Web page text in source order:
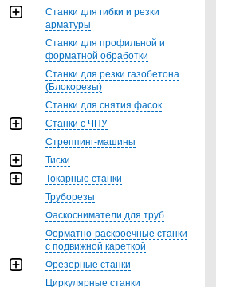
Станки для гибки и резки
арматуры
Станки для профильной и
форматной обработки
Станки для резки газобетона
(Блокорезы)
Станки для снятия фасок
Станки с ЧПУ
Стреппинг-машины
Тиски
Токарные станки
Труборезы
Фаскосниматели для труб
Форматно-раскроечные станки
с подвижной кареткой
Фрезерные станки
Циркулярные станки